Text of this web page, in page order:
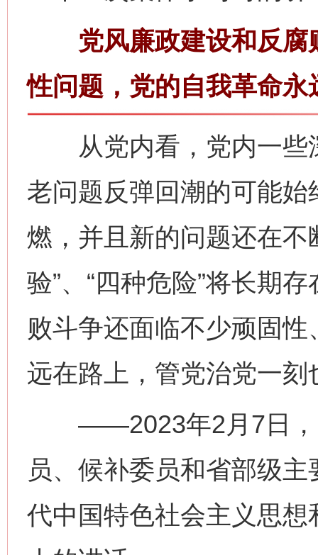
党风廉政建设和反腐
性问题，党的自我革命永
从党内看，党内一些
老问题反弹回潮的可能
燃，并且新的问题还在不
验”、“四种危险”将长期
败斗争还面临不少顽固
远在路上，管党治党一刻
——2023年2月7日，
员、候补委员和省部级
代中国特色社会主义思